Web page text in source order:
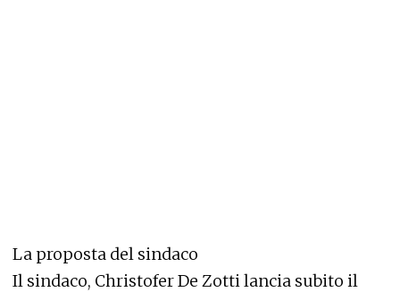
La proposta del sindaco
Il sindaco, Christofer De Zotti lancia subito il